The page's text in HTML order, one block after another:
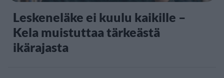
Leskeneläke ei kuulu kaikille –
Kela muistuttaa tärkeästä
ikärajasta